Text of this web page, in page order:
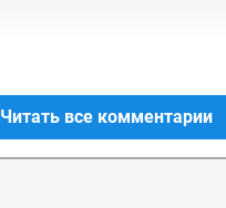
Читать все комментарии